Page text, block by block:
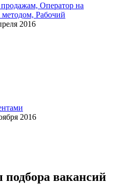
Оператор на
Рабочий
2016
2016
вакансий